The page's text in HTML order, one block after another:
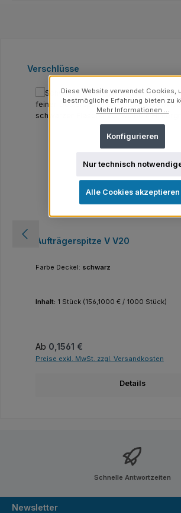
Produktgalerie überspringen
Verschlüsse
Aufträgerspitze V V20
Farbe Deckel: schwarz
Inhalt: 1 Stück (156,1000 € / 1000 Stück)
Regulärer Preis:
Ab 0,1561 €
Preise exkl. MwSt. zzgl. Versandkosten
Details
Schnelle Antwortzeiten
Newsletter
Diese Website verwendet Cookies,
bestmögliche Erfahrung bieten zu
Mehr Informationen ...
Nur technisch
Konfigurieren
Alle Cookies akzeptieren